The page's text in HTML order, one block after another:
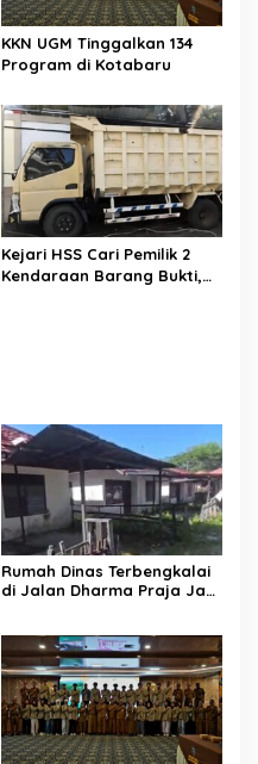
KKN UGM Tinggalkan 134
Program di Kotabaru
Kejari HSS Cari Pemilik 2
Kendaraan Barang Bukti,
Rumah Dinas Terbengkalai
di Jalan Dharma Praja Jadi
Koordinasi Pemanfaatan
Aset